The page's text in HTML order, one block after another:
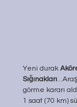
Yeni durak
Sığınakları
görme kararı
1 saat (70 km)